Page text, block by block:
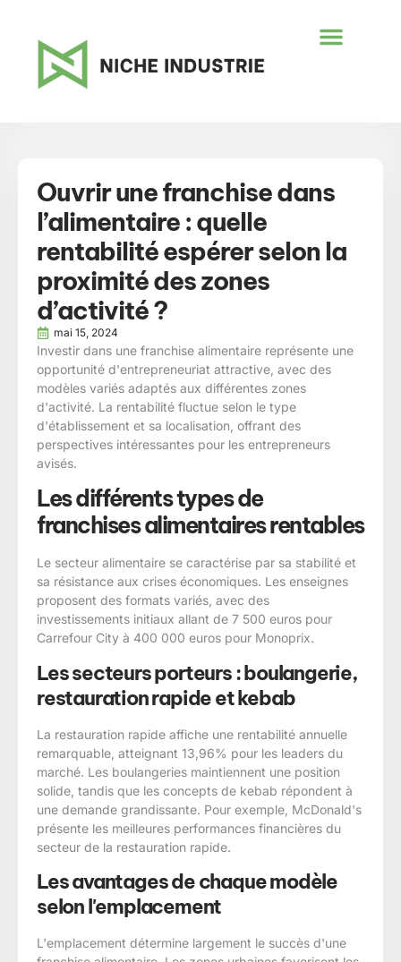
Ouvrir une franchise dans
l’alimentaire : quelle
rentabilité espérer selon la
proximité des zones
d’activité ?
mai 15, 2024
Investir dans une franchise alimentaire représente une
opportunité d'entrepreneuriat attractive, avec des
modèles variés adaptés aux différentes zones
d'activité. La rentabilité fluctue selon le type
d'établissement et sa localisation, offrant des
perspectives intéressantes pour les entrepreneurs
avisés.
Les différents types de
franchises alimentaires rentables
Le secteur alimentaire se caractérise par sa stabilité et
sa résistance aux crises économiques. Les enseignes
proposent des formats variés, avec des
investissements initiaux allant de 7 500 euros pour
Carrefour City à 400 000 euros pour Monoprix.
Les secteurs porteurs : boulangerie,
restauration rapide et kebab
La restauration rapide affiche une rentabilité annuelle
remarquable, atteignant 13,96% pour les leaders du
marché. Les boulangeries maintiennent une position
solide, tandis que les concepts de kebab répondent à
une demande grandissante. Pour exemple, McDonald's
présente les meilleures performances financières du
secteur de la restauration rapide.
Les avantages de chaque modèle
selon l'emplacement
L'emplacement détermine largement le succès d'une